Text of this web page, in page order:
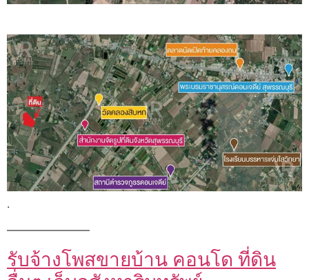
.
———————–
รับจ้างโพสขายบ้าน คอนโด ที่ดิน